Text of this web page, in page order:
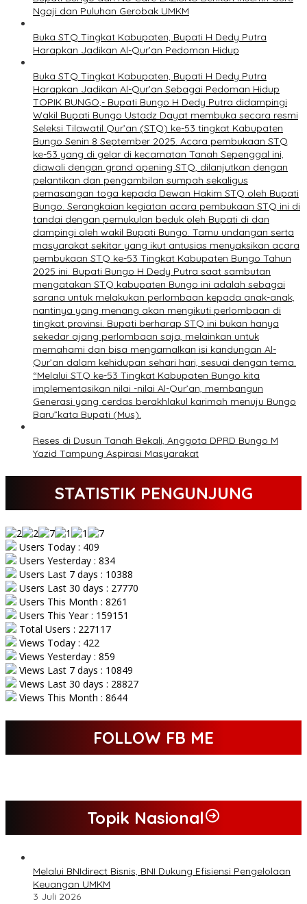
Ngaji dan Puluhan Gerobak UMKM
Buka STQ Tingkat Kabupaten, Bupati H Dedy Putra
Harapkan Jadikan Al-Qur’an Pedoman Hidup
Buka STQ Tingkat Kabupaten, Bupati H Dedy Putra
Harapkan Jadikan Al-Qur’an Sebagai Pedoman Hidup
TOPIK BUNGO,- Bupati Bungo H Dedy Putra didampingi
Wakil Bupati Bungo Ustadz Dayat membuka secara resmi
Seleksi Tilawatil Qur’an (STQ) ke-53 tingkat Kabupaten
Bungo Senin 8 September 2025. Acara pembukaan STQ
ke-53 yang di gelar di kecamatan Tanah Sepenggal ini,
diawali dengan grand opening STQ, dilanjutkan dengan
pelantikan dan pengambilan sumpah sekaligus
pemasangan toga kepada Dewan Hakim STQ oleh Bupati
Bungo. Serangkaian kegiatan acara pembukaan STQ ini di
tandai dengan pemukulan beduk oleh Bupati di dan
dampingi oleh wakil Bupati Bungo. Tamu undangan serta
masyarakat sekitar yang ikut antusias menyaksikan acara
pembukaan STQ ke-53 Tingkat Kabupaten Bungo Tahun
2025 ini. Bupati Bungo H Dedy Putra saat sambutan
mengatakan STQ kabupaten Bungo ini adalah sebagai
sarana untuk melakukan perlombaan kepada anak-anak,
nantinya yang menang akan mengikuti perlombaan di
tingkat provinsi. Bupati berharap STQ ini bukan hanya
sekedar ajang perlombaan saja, melainkan untuk
memahami dan bisa mengamalkan isi kandungan Al-
Qur’an dalam kehidupan sehari hari, sesuai dengan tema.
“Melalui STQ ke-53 Tingkat Kabupaten Bungo kita
implementasikan nilai -nilai Al-Qur’an, membangun
Generasi yang cerdas berakhlakul karimah menuju Bungo
Baru”kata Bupati (Mus).
Reses di Dusun Tanah Bekali, Anggota DPRD Bungo M
Yazid Tampung Aspirasi Masyarakat
STATISTIK PENGUNJUNG
Users Today : 409
Users Yesterday : 834
Users Last 7 days : 10388
Users Last 30 days : 27770
Users This Month : 8261
Users This Year : 159151
Total Users : 227117
Views Today : 422
Views Yesterday : 859
Views Last 7 days : 10849
Views Last 30 days : 28827
Views This Month : 8644
FOLLOW FB ME
Topik Nasional
Melalui BNIdirect Bisnis, BNI Dukung Efisiensi Pengelolaan
Keuangan UMKM
3 Juli 2026